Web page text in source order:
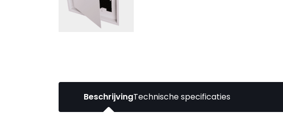
BeschrijvingTechnische specificaties